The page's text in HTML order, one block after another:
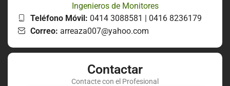
Ingenieros de Monitores
Teléfono Móvil: 0414 3088581 | 0416 8236179
Correo: arreaza007@yahoo.com
Contactar
Contacte con el Profesional